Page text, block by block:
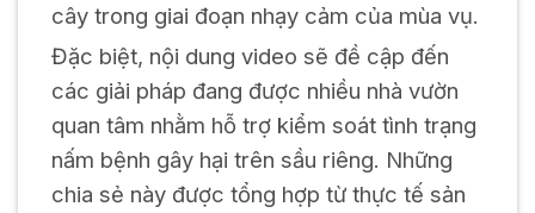
cây trong giai đoạn nhạy cảm của mùa vụ.
Đặc biệt, nội dung video sẽ đề cập đến
các giải pháp đang được nhiều nhà vườn
quan tâm nhằm hỗ trợ kiểm soát tình trạng
nấm bệnh gây hại trên sầu riêng. Những
chia sẻ này được tổng hợp từ thực tế sản